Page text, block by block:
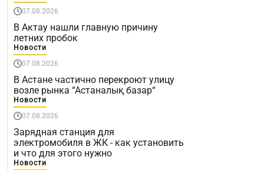
07.08.2026
В Актау нашли главную причину
летних пробок
Новости
07.08.2026
В Астане частично перекроют улицу
возле рынка “Астаналық базар“
Новости
07.08.2026
Зарядная станция для
электромобиля в ЖК - как установить
и что для этого нужно
Новости